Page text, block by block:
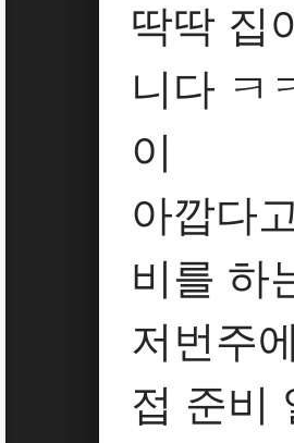
딱딱 집
니다 ㅋ
이
아깝다
비를 하
저번주
접 준비